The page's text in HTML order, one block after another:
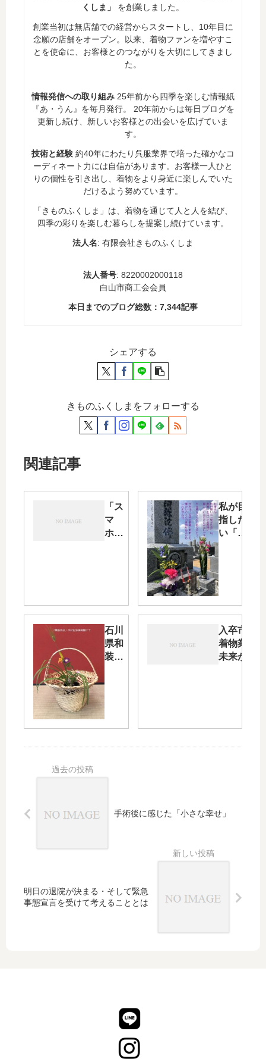
くしま」
を創業しました。
創業当初は無店舗での経営からスタートし、10年目に
念願の店舗をオープン。以来、着物ファンを増やすこ
とを使命に、お客様とのつながりを大切にしてきまし
た。
情報発信への取り組み 25年前から四季を楽しむ情報紙
『あ・うん』を毎月発行。 20年前からは毎日ブログを
更新し続け、新しいお客様との出会いを広げていま
す。
技術と経験 約40年にわたり呉服業界で培った確かなコ
ーディネート力には自信があります。お客様一人ひと
りの個性を引き出し、着物をより身近に楽しんでいた
だけるよう努めています。
「きものふくしま」は、着物を通じて人と人を結び、
四季の彩りを楽しむ暮らしを提案し続けています。
法人名: 有限会社きものふくしま
法人番号: 8220002000118
白山市商工会会員
本日までのブログ総数： 7,344記事
シェアする
きものふくしまをフォローする
関連記事
「ス
マ
ホ・
「妻
の墓
参
り」
私が目
指した
い「両
輪が動
く店作
り」・
そして
妻の月
石川
県和
装振
をリ
恵ま
入卒市場に
着物業界の
未来が隠れ
手術後に感じた「小さな幸せ」
明日の退院が決まる・そして緊急
事態宣言を受けて考えることとは